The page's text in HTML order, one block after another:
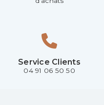
Service Clients
04 91 06 50 50